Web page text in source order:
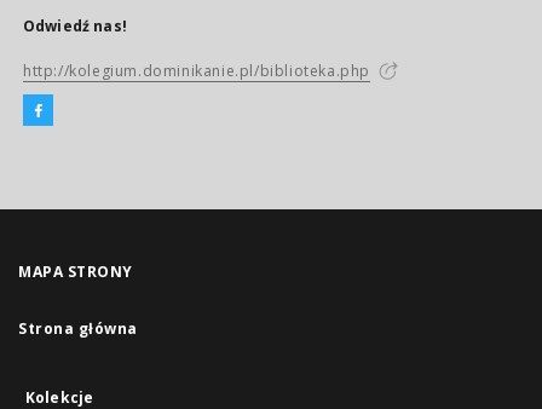
Odwiedź nas!
http://kolegium.dominikanie.pl/biblioteka.php
MAPA STRONY
Strona główna
Kolekcje